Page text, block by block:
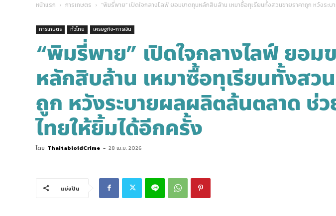
หน้าแรก การเกษตร “พิมรี่พาย” เปิดใจกลางไลฟ์ ยอมขาดทุนหลักสิบล้าน เหมาซื้อทุเรียนทั้งสวนขายราคาถูก หวังร
การเกษตร ทั่วไทย เศรษฐกิจ-การเงิน
“พิมรี่พาย” เปิดใจกลางไลฟ์ ยอม
หลักสิบล้าน เหมาซื้อทุเรียนทั้งสว
ถูก หวังระบายผลผลิตล้นตลาด ช่ว
ไทยให้ยิ้มได้อีกครั้ง
โดย ThaitabloidCrime - 28 เม.ย. 2026
แบ่งปัน